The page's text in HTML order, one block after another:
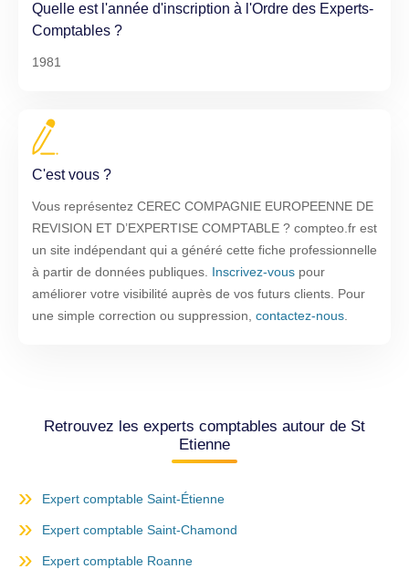
Quelle est l'année d'inscription à l'Ordre des Experts-
Comptables ?
1981
C'est vous ?
Vous représentez CEREC COMPAGNIE EUROPEENNE DE
REVISION ET D’EXPERTISE COMPTABLE ? compteo.fr est
un site indépendant qui a généré cette fiche professionnelle
à partir de données publiques. Inscrivez-vous pour
améliorer votre visibilité auprès de vos futurs clients. Pour
une simple correction ou suppression, contactez-nous
Retrouvez les experts comptables autour de St
Etienne
Expert comptable Saint-Étienne
Expert comptable Saint-Chamond
Expert comptable Roanne